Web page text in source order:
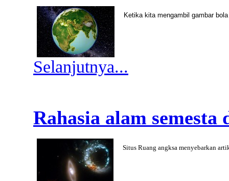
Ketika kita mengambil gambar
Selanjutnya...
Rahasia alam semesta
Situs Ruang angksa menyebarkan